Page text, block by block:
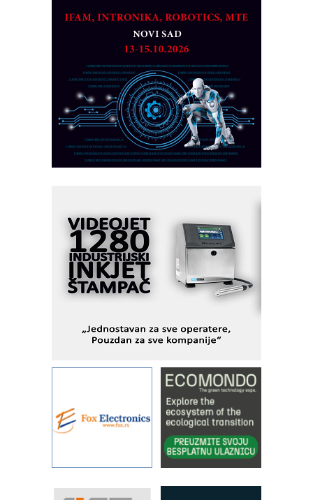
na viši nivo
Detekcija različitih oblika
MAREX - Lim i mašine za savremena
rešenja
Marcom-plast d.o.o.- vaš pouzdan
partner
CTO - Prilagodite svoju toplinsku
obradu!
Razvoj asortimanskog pravca MINI-
PLC AKYTEC
MOTOMAN – NEXT-Robotika vođena
veštačkom inteligencijom
I.SAFE MOBILE revolucioniše
industrijsku automatizaciju
pionirskimmobile operator PANEL-OM
Fleksibilno stezanje i brzo
KIP KOP – napredna rešenja za
savremene industrijske i logističke
Alba d.o.o. – 35 godina preciznosti u
metrologiji i pametnim dozirnim
rešenjima
IBeRTIM - oprema za ispitivanje
STAUFF – Komponente koje
sistema